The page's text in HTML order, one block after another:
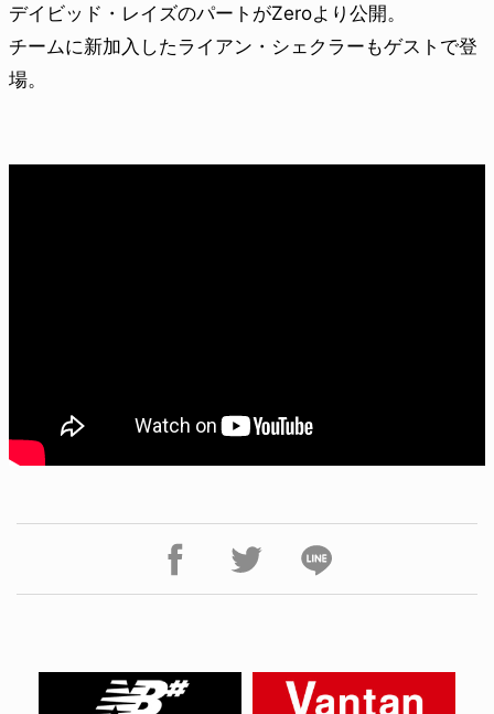
デイビッド・レイズのパートがZeroより公開。
チームに新加入したライアン・シェクラーもゲストで登
場。